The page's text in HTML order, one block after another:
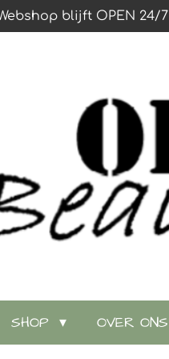
blijft OPEN 24/7
SHOP OVER ONS